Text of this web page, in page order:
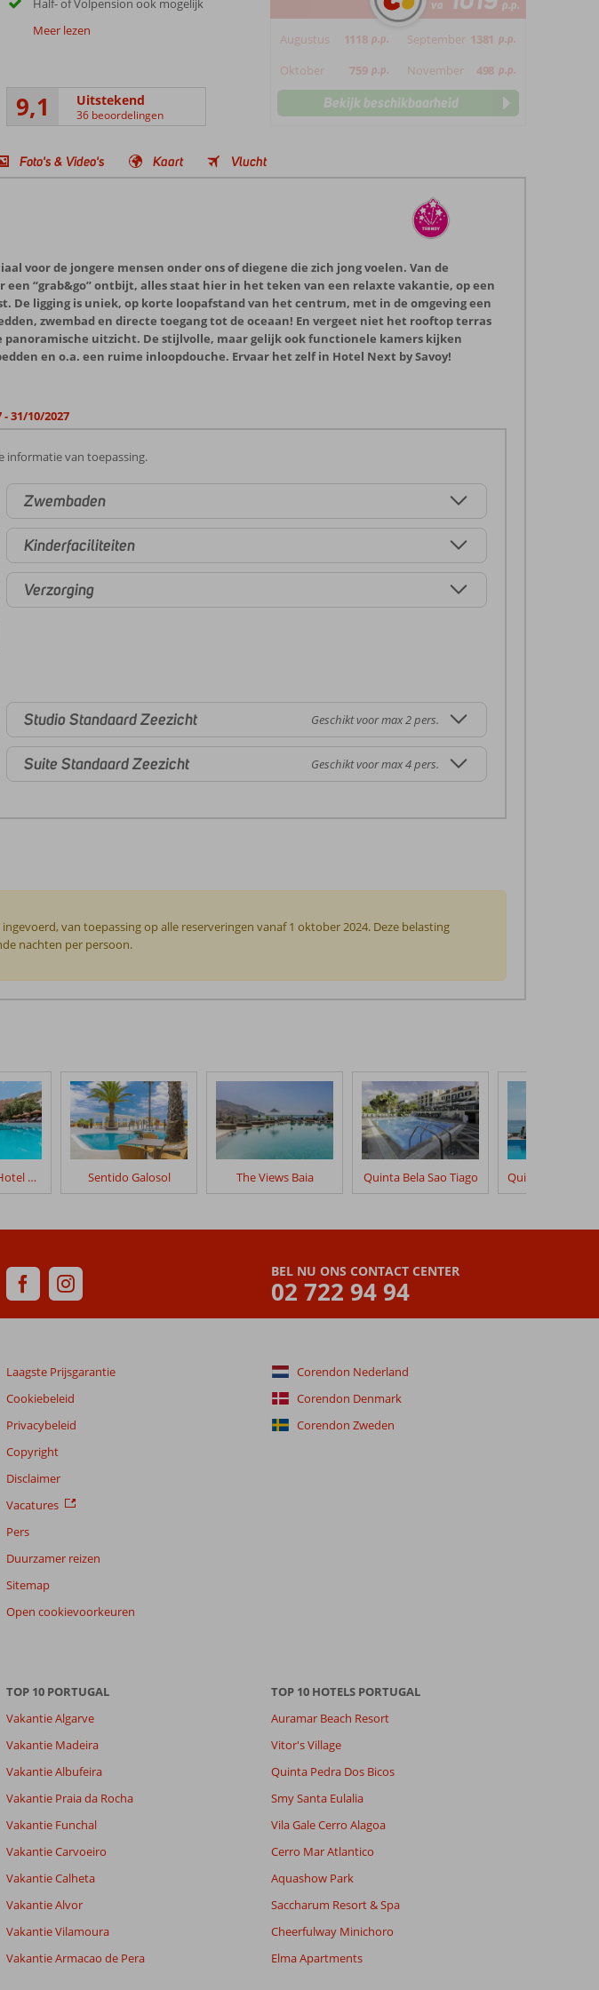
Half- of Volpension ook mogelijk
Meer lezen
9,1 Uitstekend
36 beoordelingen
va p.p.
Augustus 1118 p.p. September 1381 p.p.
Oktober 759 p.p. November 498 p.p.
Bekijk beschikbaarheid
Foto's & Video's Kaart Vlucht
voor de jongere mensen onder ons of diegene die zich jong voelen. Van de
“grab&go” ontbijt, alles staat hier in het teken van een relaxte vakantie, op een
ligging is uniek, op korte loopafstand van het centrum, met in de omgeving een
zwembad en directe toegang tot de oceaan! En vergeet niet het rooftop terras
uitzicht. De stijlvolle, maar gelijk ook functionele kamers kijken
en o.a. een ruime inloopdouche. Ervaar het zelf in Hotel Next by Savoy!
31/10/2027
informatie van toepassing.
Zwembaden
Kinderfaciliteiten
Verzorging
Studio Standaard Zeezicht Geschikt voor max 2 pers.
Suite Standaard Zeezicht Geschikt voor max 4 pers.
van toepassing op alle reserveringen vanaf 1 oktober 2024. Deze belasting
nachten per persoon.
datum (nieuw > oud)
Baía Madeira Hotel – Ocean Beachfront Sentido Galosol The Views Baia Quinta Bela Sao Tiago
BEL NU ONS CONTACT CENTER
02 722 94 94
Laagste Prijsgarantie
Cookiebeleid
Privacybeleid
Copyright
Disclaimer
Vacatures
Pers
Duurzamer reizen
Sitemap
Open cookievoorkeuren
Corendon Nederland
Corendon Denmark
Corendon Zweden
TOP 10 PORTUGAL
Vakantie Algarve
Vakantie Madeira
Vakantie Albufeira
Vakantie Praia da Rocha
Vakantie Funchal
Vakantie Carvoeiro
Vakantie Calheta
Vakantie Alvor
Vakantie Vilamoura
Vakantie Armacao de Pera
TOP 10 HOTELS PORTUGAL
Auramar Beach Resort
Vitor's Village
Quinta Pedra Dos Bicos
Smy Santa Eulalia
Vila Gale Cerro Alagoa
Cerro Mar Atlantico
Aquashow Park
Saccharum Resort & Spa
Cheerfulway Minichoro
Elma Apartments